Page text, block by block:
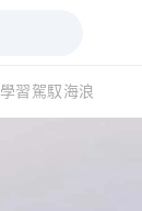
習駕馭海浪